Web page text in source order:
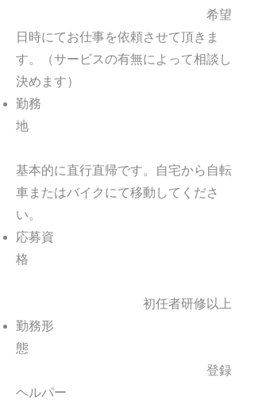
希望
日時にてお仕事を依頼させて頂きま
す。（サービスの有無によって相談し
決めます）
勤務
地
基本的に直行直帰です。自宅から自転
車またはバイクにて移動してくださ
い。
応募資
格
初任者研修以上
勤務形
態
登録
ヘルパー